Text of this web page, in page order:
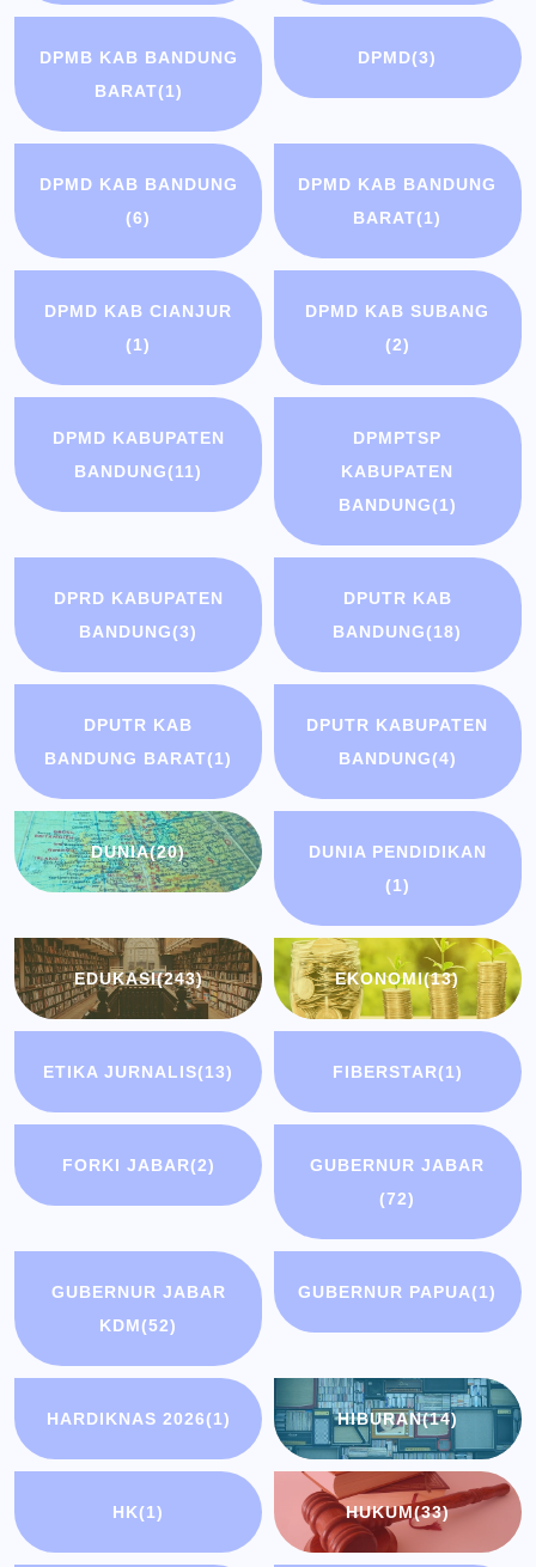
DPMB KAB BANDUNG
BARAT(1)
DPMD(3)
DPMD KAB BANDUNG
(6)
DPMD KAB BANDUNG
BARAT(1)
DPMD KAB CIANJUR
(1)
DPMD KAB SUBANG
(2)
DPMD KABUPATEN
BANDUNG(11)
DPMPTSP
KABUPATEN
BANDUNG(1)
DPRD KABUPATEN
BANDUNG(3)
DPUTR KAB
BANDUNG(18)
DPUTR KAB
BANDUNG BARAT(1)
DPUTR KABUPATEN
BANDUNG(4)
DUNIA(20)
DUNIA PENDIDIKAN
(1)
EDUKASI(243) EKONOMI(13)
ETIKA JURNALIS(13) FIBERSTAR(1)
FORKI JABAR(2)
GUBERNUR JABAR
(72)
GUBERNUR JABAR
KDM(52)
GUBERNUR PAPUA(1)
HARDIKNAS 2026(1) HIBURAN(14)
HK(1) HUKUM(33)